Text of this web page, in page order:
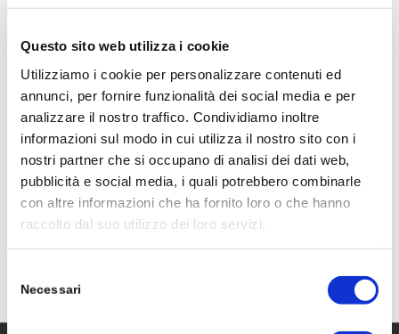
Questo sito web utilizza i cookie
Utilizziamo i cookie per personalizzare contenuti ed
annunci, per fornire funzionalità dei social media e per
analizzare il nostro traffico. Condividiamo inoltre
informazioni sul modo in cui utilizza il nostro sito con i
nostri partner che si occupano di analisi dei dati web,
pubblicità e social media, i quali potrebbero combinarle
con altre informazioni che ha fornito loro o che hanno
raccolto dal suo utilizzo dei loro servizi.
delNecessari
partecipando a un corso, chiedendo informazioni o
semplicemente passando per un saluto!
La vostra presenza ha reso K.EY un’occasione
preziosa di confronto.
6 APRILE 2023